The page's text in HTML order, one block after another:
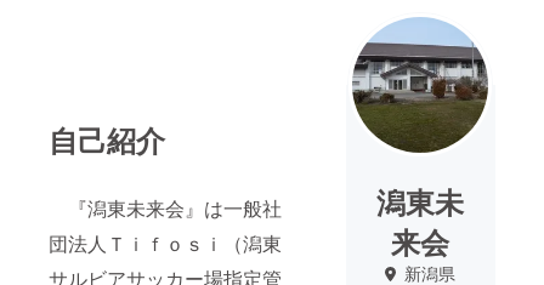
自己紹介
『潟東未来会』は一般社
団法人Ｔｉｆｏｓｉ（潟東
サルビアサッカー場指定管
潟東未
来会
新潟県